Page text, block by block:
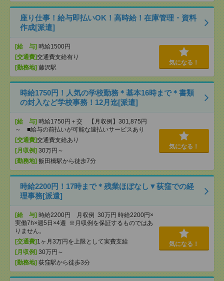
座り仕事！給与即払いOK！高時給！在庫管理・資料
作成[派遣]
[給 与] 時給1500円
[交通費]交通費支給有り
[勤務地] 藤沢駅
気になる！
時給1750円！人気の学校勤務＊基本16時まで＊書類
の封入など学校事務！12月迄[派遣]
[給 与] 時給1750円＋交 【月収例】301,875円
～ ■給与の前払いが可能な速払いサービスあり
[交通費]交通費支給あり
[月収例] 30万円～
[勤務地] 飯田橋駅から徒歩7分
気になる！
時給2200円！17時まで＊残業ほぼなし▼荻窪での経
理事務[派遣]
[給 与] 時給2200円 月収例 30万円 時給2200円×
実働7h×週5日×4週 ※月収例を保証するものではあ
りません。
[交通費] 1ヶ月3万円を上限として実費支給
[月収例] 30万円～
[勤務地] 荻窪駅から徒歩3分
気になる！